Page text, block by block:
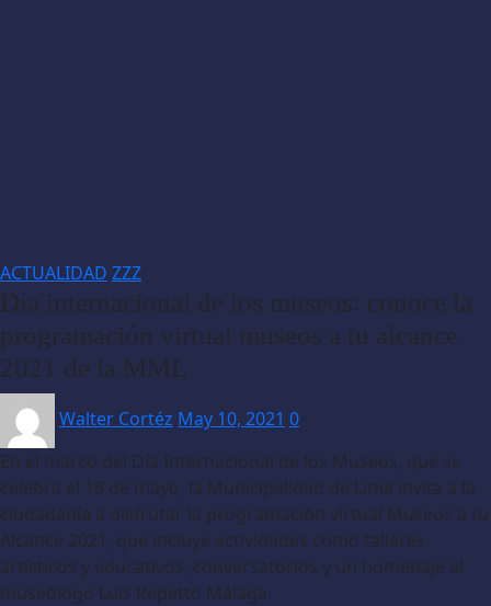
ACTUALIDAD ZZZ
Día internacional de los museos: conoce la
programación virtual museos a tu alcance
2021 de la MML
Walter Cortéz May 10, 2021 0
En el marco del Día Internacional de los Museos, que se
celebra el 18 de mayo, la Municipalidad de Lima invita a la
ciudadanía a disfrutar la programación virtual Museos a tu
Alcance 2021, que incluye actividades como talleres
artísticos y educativos, conversatorios y un homenaje al
museólogo Luis Repetto Málaga.